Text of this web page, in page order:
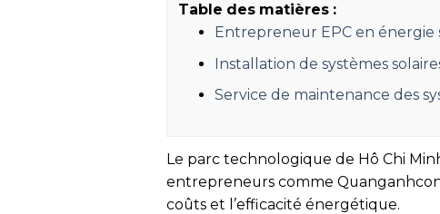
Table des matières :
Entrepreneur EPC en énergie
Installation de systèmes
Service de maintenance des
Le parc technologique de Hô Chi
entrepreneurs comme
coûts et l’efficacité énergétique.